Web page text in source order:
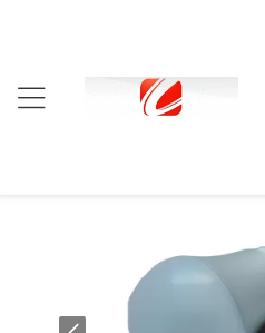
Σπίτι> Οδηγημένος Βολβός
Οδηγημένος βολβός